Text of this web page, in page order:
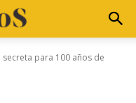
secreta para 100 años de